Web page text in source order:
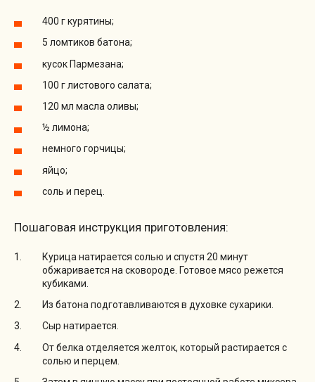
400 г курятины;
5 ломтиков батона;
кусок Пармезана;
100 г листового салата;
120 мл масла оливы;
½ лимона;
немного горчицы;
яйцо;
соль и перец.
Пошаговая инструкция приготовления:
Курица натирается солью и спустя 20 минут
обжаривается на сковороде. Готовое мясо режется
кубиками.
Из батона подготавливаются в духовке сухарики.
Сыр натирается.
От белка отделяется желток, который растирается с
солью и перцем.